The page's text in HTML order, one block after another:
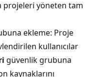
projeleri yöneten tam
ekleme: Proje
kullanıcılar
güvenlik grubuna
kaynaklarını